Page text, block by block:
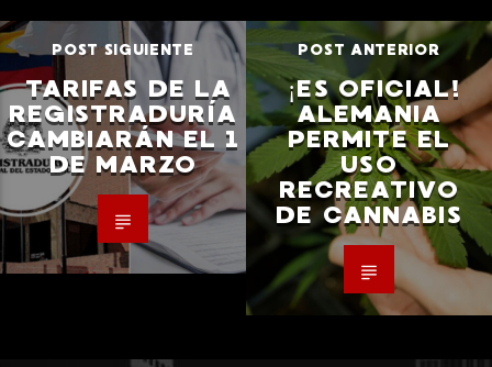
POST SIGUIENTE
TARIFAS DE LA
REGISTRADURÍA
CAMBIARÁN EL 1
DE MARZO
POST ANTERIOR
¡ES OFICIAL!
ALEMANIA
PERMITE EL
USO
RECREATIVO
DE CANNABIS